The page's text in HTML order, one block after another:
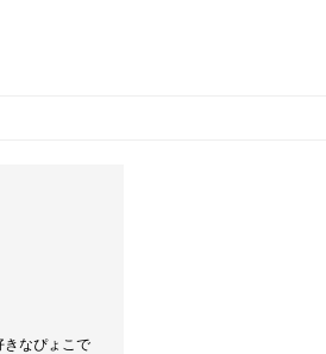
きなぴょこで